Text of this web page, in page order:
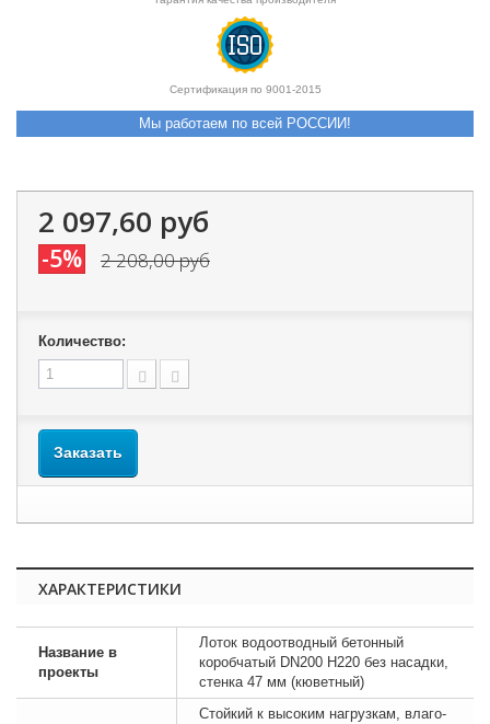
Сертификация по 9001-2015
Мы работаем по всей РОССИИ!
2 097,60 руб
-5% 2 208,00 руб
Количество:
Заказать
ХАРАКТЕРИСТИКИ
Название в
проекты
Лоток водоотводный бетонный
коробчатый DN200 H220 без насадки,
стенка 47 мм (кюветный)
Стойкий к высоким нагрузкам, влаго-